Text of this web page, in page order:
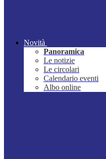
Novità
Panoramica
Le notizie
Le circolari
Calendario eventi
Albo online